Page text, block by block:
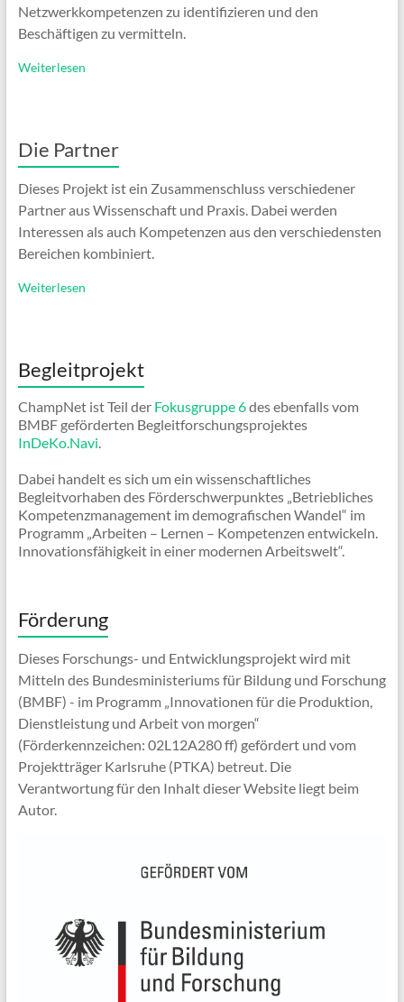
Netzwerkkompetenzen zu identifizieren und den
Beschäftigen zu vermitteln.
Weiterlesen
Die Partner
Dieses Projekt ist ein Zusammenschluss verschiedener
Partner aus Wissenschaft und Praxis. Dabei werden
Interessen als auch Kompetenzen aus den verschiedensten
Bereichen kombiniert.
Weiterlesen
Begleitprojekt
ChampNet ist Teil der Fokusgruppe 6des ebenfalls vom
BMBF geförderten Begleitforschungsprojektes
InDeKo.Navi.
Dabei handelt es sich um ein wissenschaftliches
Begleitvorhaben des Förderschwerpunktes „Betriebliches
Kompetenzmanagement im demografischen Wandel“ im
Programm „Arbeiten – Lernen – Kompetenzen entwickeln.
Innovationsfähigkeit in einer modernen Arbeitswelt“.
Förderung
Dieses Forschungs- und Entwicklungsprojekt wird mit
Mitteln des Bundesministeriums für Bildung und Forschung
(BMBF) - im Programm „Innovationen für die Produktion,
Dienstleistung und Arbeit von morgen“
(Förderkennzeichen: 02L12A280 ff) gefördert und vom
Projektträger Karlsruhe (PTKA) betreut. Die
Verantwortung für den Inhalt dieser Website liegt beim
Autor.